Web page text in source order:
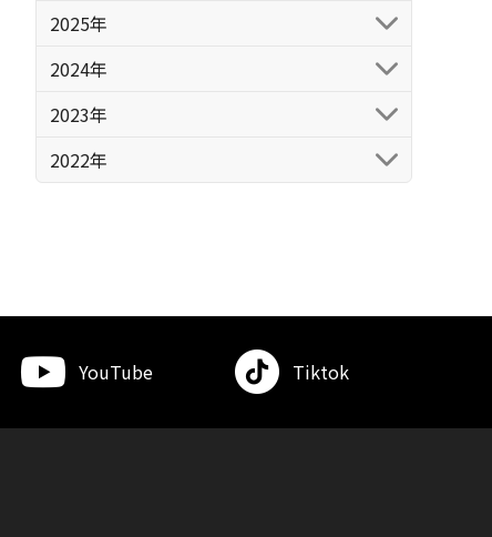
2025年
2024年
2023年
2022年
YouTube Tiktok